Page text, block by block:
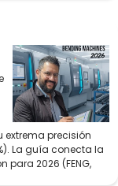
precisión
La guía conecta la
2026 (FENG,